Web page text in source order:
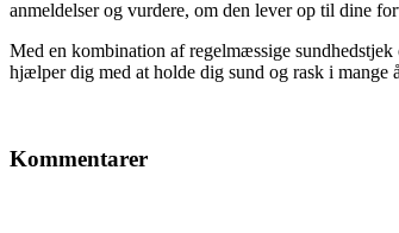
anmeldelser og vurdere, om den lever op til dine
Med en kombination af regelmæssige
hjælper dig med at holde dig sund og rask i mange
Kommentarer